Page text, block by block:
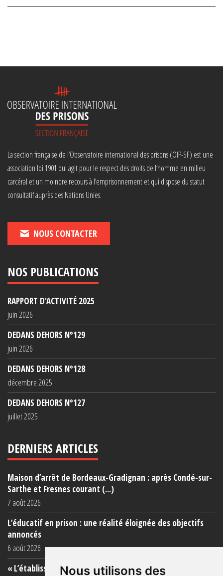
Nous utilisons des
La section française de l’Observatoire international des prisons (OIP-SF) est une
association loi 1901 qui agit pour le respect des droits de l’homme en milieu
carcéral et un moindre recours à l’emprisonnement et qui dispose du statut
consultatif auprès des Nations Unies.
NOUS CONTACTER
NOS PUBLICATIONS
RAPPORT D'ACTIVITÉ 2025
juin 2026
DEDANS DEHORS N°129
juin 2026
DEDANS DEHORS N°128
décembre 2025
DEDANS DEHORS N°127
juillet 2025
DERNIERS ARTICLES
Maison d’arrêt de Bordeaux-Gradignan : après Condé-sur-
Sarthe et Fresnes courant (...)
7 août 2026
L’éducatif en prison : une réalité éloignée des objectifs
annoncés
6 août 2026
« L’établissement est une porcherie totale »